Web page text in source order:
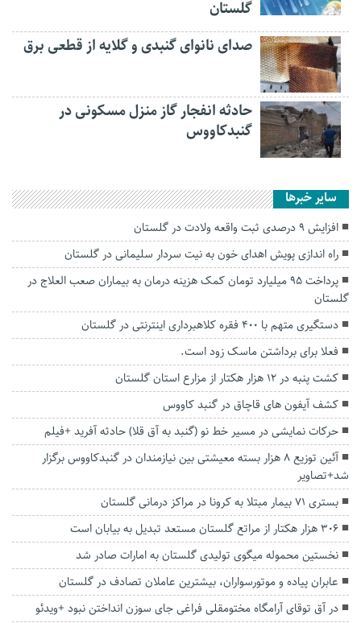
گلستان
صدای نانوای گنبدی و گلایه از قطعی برق
حادثه انفجار گاز منزل مسکونی در
گنبدکاووس
سایر خبرها
افزایش ۹ درصدی ثبت واقعه ولادت در گلستان
راه اندازی پویش اهدای خون به نیت سردار سلیمانی در گلستان
پرداخت ۹۵ میلیارد تومان کمک هزینه درمان به بیماران صعب العلاج در
گلستان
دستگیری متهم با ۴۰۰ فقره کلاهبرداری اینترنتی در گلستان
فعلا برای برداشتن ماسک زود است.
کشت پنبه در ۱۲ هزار هکتار از مزارع استان گلستان
کشف آیفون های قاچاق در گنبد کاووس
حرکات نمایشی در مسیر خط نو (گنبد به آق قلا) حادثه آفرید +فیلم
آئین توزیع ۸ هزار بسته معیشتی بین نیازمندان در‌ گنبدکاووس برگزار
شد+تصاویر
بستری ۷۱ بیمار مبتلا به کرونا در مراکز درمانی گلستان
۳۰۶ هزار هکتار از مراتع گلستان مستعد تبدیل به بیابان است
نخستین محموله میگوی تولیدی گلستان به امارات صادر شد
عابران پیاده و موتورسواران، بیشترین عاملان تصادف در گلستان
در آق توقای آرامگاه مختومقلی فراغی جای سوزن انداختن نبود +ویدئو